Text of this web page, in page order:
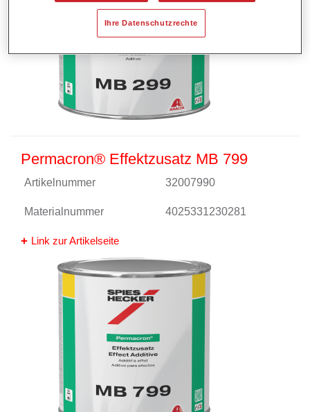
Permacron® Effektzusatz MB 799
Artikelnummer 32007990
Materialnummer 4025331230281
Link zur Artikelseite
Ihre Datenschutzrechte